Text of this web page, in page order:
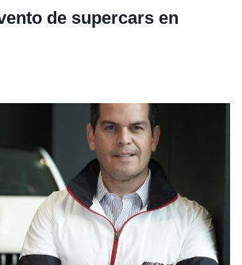
de supercars en